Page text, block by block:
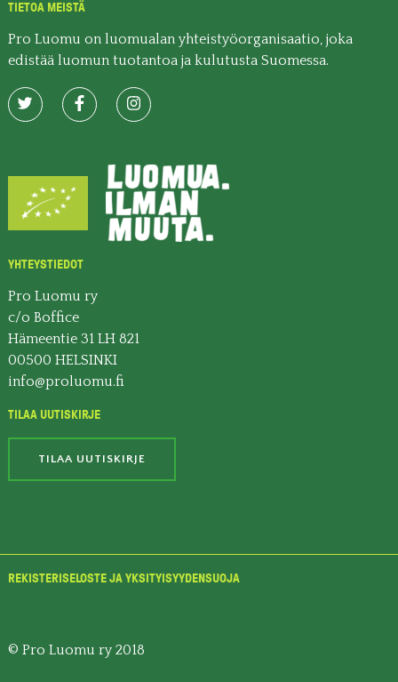
TIETOA MEISTÄ
Pro Luomu on luomualan yhteistyöorganisaatio, joka
edistää luomun tuotantoa ja kulutusta Suomessa.
YHTEYSTIEDOT
Pro Luomu ry
c/o Boffice
Hämeentie 31 LH 821
00500 HELSINKI
info@proluomu.fi
TILAA UUTISKIRJE
TILAA UUTISKIRJE
REKISTERISELOSTE JA YKSITYISYYDENSUOJA
© Pro Luomu ry 2018